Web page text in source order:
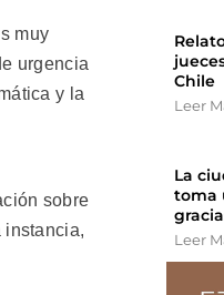
muy
urgencia
y la
sobre
instancia,
Chile
Leer
La
toma
Leer